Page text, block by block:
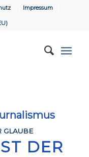
Impressum
GLAUBE
DER